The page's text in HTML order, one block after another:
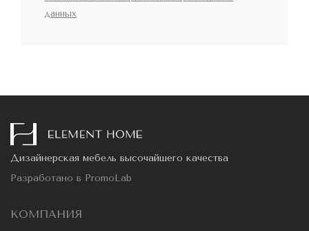
данных
Дизайнерская мебель высочайшего качества
Разработано в PromoLab
КОМПАНИЯ